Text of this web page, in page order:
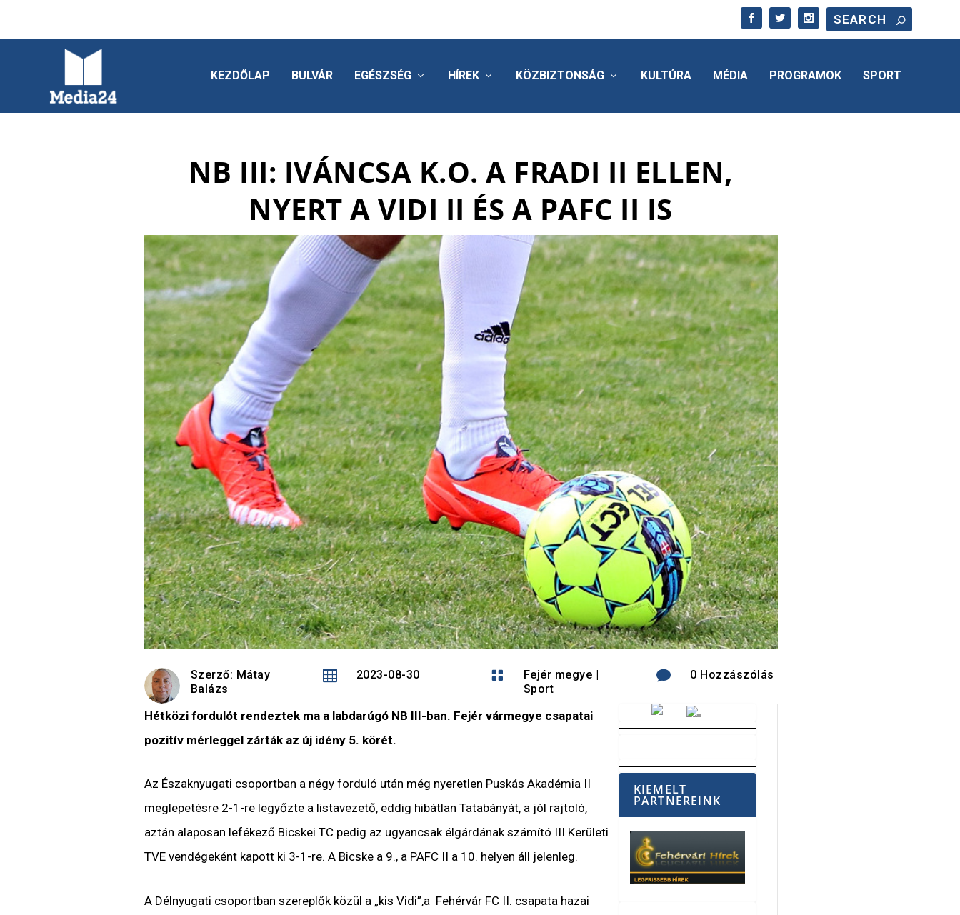
KEZDŐLAP BULVÁR EGÉSZSÉG HÍREK KÖZBIZTONSÁG KULTÚRA MÉDIA PROGRAMOK SPORT
NB III: IVÁNCSA K.O. A FRADI II ELLEN,
NYERT A VIDI II ÉS A PAFC II IS
Szerző: Mátay
Balázs
 2023-08-30  Fejér megye
Sport
 0 Hozzászólás
Hétközi fordulót rendeztek ma a labdarúgó NB III-ban. Fejér vármegye csapatai
pozitív mérleggel zárták az új idény 5. körét.
Az Északnyugati csoportban a négy forduló után még nyeretlen Puskás Akadémia II
meglepetésre 2-1-re legyőzte a listavezető, eddig hibátlan Tatabányát, a jól rajtoló,
aztán alaposan lefékező Bicskei TC pedig az ugyancsak élgárdának számító III Kerületi
TVE vendégeként kapott ki 3-1-re. A Bicske a 9., a PAFC II a 10. helyen áll jelenleg.
A Délnyugati csoportban szereplők közül a „kis Vidi”,a Fehérvár FC II. csapata hazai
KIEMELT
PARTNEREINK